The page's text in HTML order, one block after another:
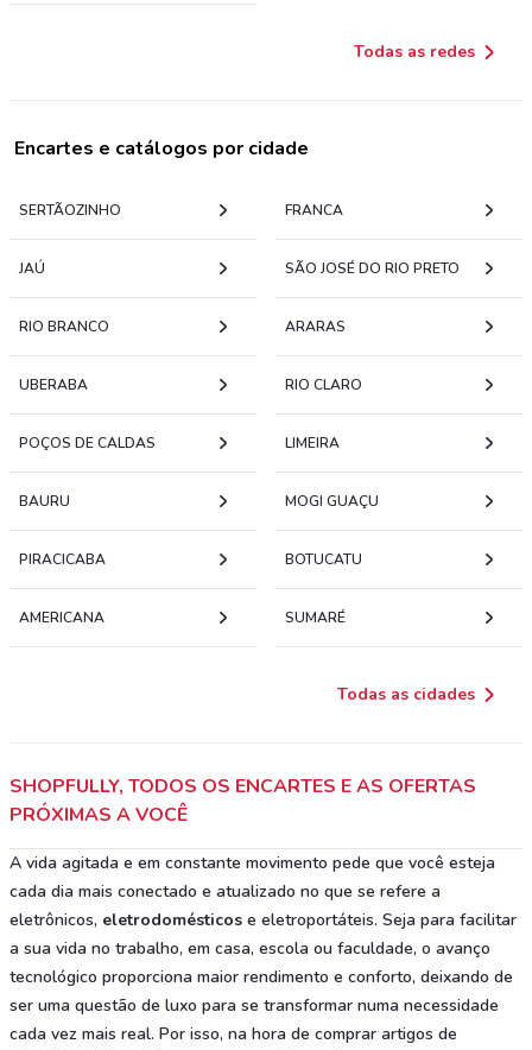
Todas as redes
Encartes e catálogos por cidade
SERTÃOZINHO FRANCA
JAÚ SÃO JOSÉ DO RIO PRETO
RIO BRANCO ARARAS
UBERABA RIO CLARO
POÇOS DE CALDAS LIMEIRA
BAURU MOGI GUAÇU
PIRACICABA BOTUCATU
AMERICANA SUMARÉ
Todas as cidades
SHOPFULLY, TODOS OS ENCARTES E AS OFERTAS
PRÓXIMAS A VOCÊ
A vida agitada e em constante movimento pede que você esteja
cada dia mais conectado e atualizado no que se refere a
eletrônicos, eletrodomésticos e eletroportáteis. Seja para facilitar
a sua vida no trabalho, em casa, escola ou faculdade, o avanço
tecnológico proporciona maior rendimento e conforto, deixando de
ser uma questão de luxo para se transformar numa necessidade
cada vez mais real. Por isso, na hora de comprar artigos de